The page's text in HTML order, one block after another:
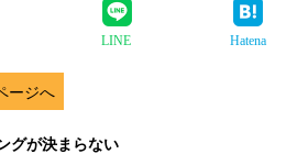
LINE Hatena
ージへ
グが決まらない